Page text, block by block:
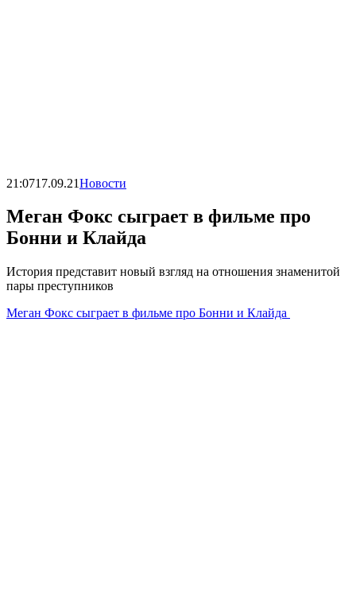
21:0717.09.21Новости
Меган Фокс сыграет в фильме про
Бонни и Клайда
История представит новый взгляд на отношения знаменитой
пары преступников
Меган Фокс сыграет в фильме про Бонни и Клайда